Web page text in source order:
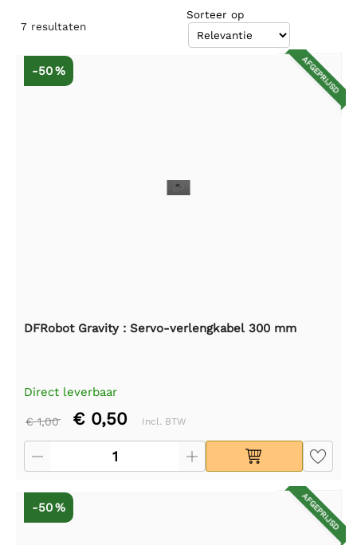
7 resultaten
Sorteer op
AFGEPRIJSD
-50 %
DFRobot Gravity : Servo-verlengkabel 300 mm
Direct leverbaar
€ 1,00 € 0,50 Incl. BTW
AFGEPRIJSD
-50 %